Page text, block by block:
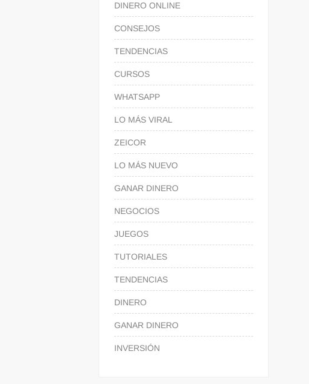
DINERO ONLINE
CONSEJOS
TENDENCIAS
CURSOS
WHATSAPP
LO MÁS VIRAL
ZEICOR
LO MÁS NUEVO
GANAR DINERO
NEGOCIOS
JUEGOS
TUTORIALES
TENDENCIAS
DINERO
GANAR DINERO
INVERSIÓN